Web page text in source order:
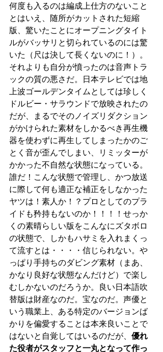
何度も入るのは編成上仕方のないこと
とはいえ、随所がカットされた短縮
版、驚いたことにオープニングタイト
ルがバッサリと切られているのには驚
いた（尺は決して長くないのに！）。
それよりも自分が憤ったのは音声トラ
ックの質の悪さだ。日本テレビでは地
上波ゴールデンタイムとしては珍しく
ドルビー・サラウンドで放映されたの
だが、まるでそのノイズリダクション
がかけられた素材をしかるべき再生機
器を使わずに再生してしまったかのご
とく音が歪んでしまい、リミッターが
かかった不自然な状態になっている。
誰だ！こんな状態で管理し、かつ放送
に際して何も適正な補正をしなかった
ヤツは！素人か！？プロとしてのプラ
イドも矜持もないのか！！！！せっか
くの素晴らしい版をこんなにズタボロ
の状態で、しかもハサミを入れまくっ
て流すとは・・・・信じられない。や
っぱり手持ちのダビング素材（まあ、
かなり良好な状態なんだけど）で楽し
むしかないのだろうか。良い日本語吹
替版は財産なのだ。宝なのだ。声優と
いう職業上、ある特定のバージョンば
かりを偏愛することは本来良いことで
はないと自覚してはいるのだが、 優れ
た役者がスタッフと一丸となって作っ